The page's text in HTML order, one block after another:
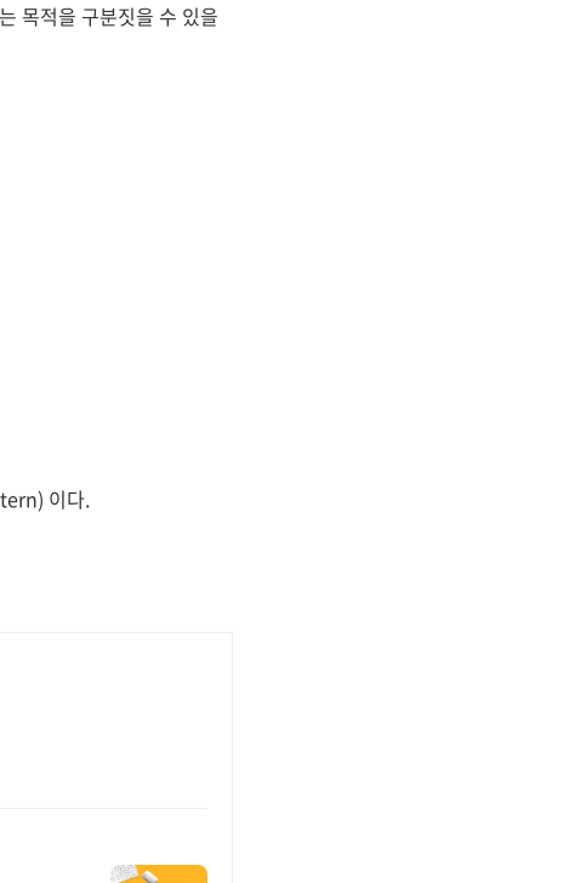
목적을 구분짓을 수 있을
이다.